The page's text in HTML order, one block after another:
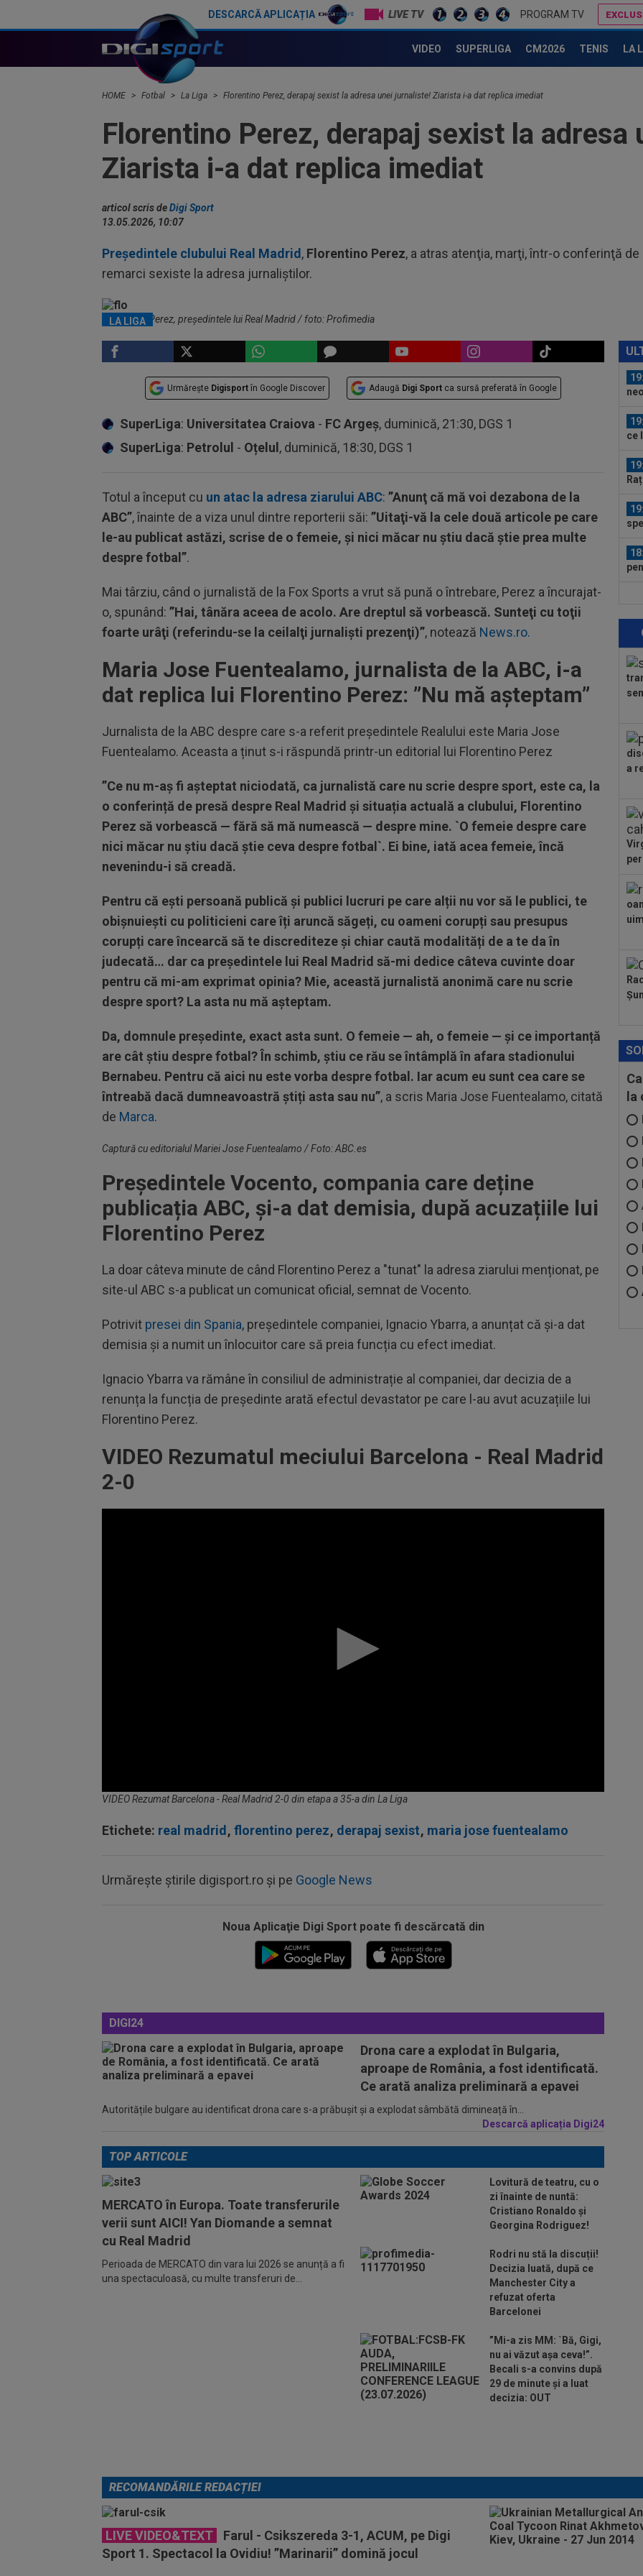
DESCARCĂ APLICAȚIA LIVE TV PROGRAM TV
VIDEO SUPERLIGA CM2026 TENIS LA
HOME Fotbal La Liga Florentino Perez, derapaj sexist la adresa unei jurnaliste! Ziarista i-a dat replica imediat
Florentino Perez, derapaj sexist la adresa
Ziarista i-a dat replica imediat
articol scris deDigi Sport
13.05.2026, 10:07
Preşedintele clubului Real Madrid , Florentino Perez, a atras atenţia, marţi, într-o conferinţă
remarci sexiste la adresa jurnaliştilor.
LA LIGA
Florentino Perez, președintele lui Real Madrid / foto: Profimedia
Urmărește Digisport în Google Discover Adaugă Digi Sport ca sursă preferată în Google
SuperLiga: Universitatea Craiova - FC Argeș, duminică, 21:30, DGS 1
SuperLiga: Petrolul - Oțelul , duminică, 18:30, DGS 1
Totul a început cu un atac la adresa ziarului ABC: ”Anunţ că mă voi dezabona de la
ABC”, înainte de a viza unul dintre reporterii săi: ”Uitaţi-vă la cele două articole pe care
le-au publicat astăzi, scrise de o femeie, şi nici măcar nu ştiu dacă ştie prea multe
despre fotbal”.
Mai târziu, când o jurnalistă de la Fox Sports a vrut să pună o întrebare, Perez a încurajat-
o, spunând: ”Hai, tânăra aceea de acolo. Are dreptul să vorbească. Sunteţi cu toţii
foarte urâţi (referindu-se la ceilalţi jurnalişti prezenţi)”, notează News.ro.
Maria Jose Fuentealamo, jurnalista de la ABC, i-a
dat replica lui Florentino Perez: ”Nu mă așteptam”
Jurnalista de la ABC despre care s-a referit președintele Realului este Maria Jose
Fuentealamo. Aceasta a ținut s-i răspundă printr-un editorial lui Florentino Perez
”Ce nu m-aș fi așteptat niciodată, ca jurnalistă care nu scrie despre sport, este ca, la
o conferință de presă despre Real Madrid și situația actuală a clubului, Florentino
Perez să vorbească — fără să mă numească — despre mine. `O femeie despre care
nici măcar nu știu dacă știe ceva despre fotbal`. Ei bine, iată acea femeie, încă
nevenindu-i să creadă.
Pentru că ești persoană publică și publici lucruri pe care alții nu vor să le publici, te
obișnuiești cu politicieni care îți aruncă săgeți, cu oameni corupți sau presupus
corupți care încearcă să te discrediteze și chiar caută modalități de a te da în
judecată… dar ca președintele lui Real Madrid să-mi dedice câteva cuvinte doar
pentru că mi-am exprimat opinia? Mie, această jurnalistă anonimă care nu scrie
despre sport? La asta nu mă așteptam.
Da, domnule președinte, exact asta sunt. O femeie — ah, o femeie — și ce importanță
are cât știu despre fotbal? În schimb, știu ce rău se întâmplă în afara stadionului
Bernabeu. Pentru că aici nu este vorba despre fotbal. Iar acum eu sunt cea care se
întreabă dacă dumneavoastră știți asta sau nu”, a scris Maria Jose Fuentealamo, citată
de Marca.
Captură cu editorialul Mariei Jose Fuentealamo / Foto: ABC.es
Președintele Vocento, compania care deține
publicația ABC, și-a dat demisia, după acuzațiile lui
Florentino Perez
La doar câteva minute de când Florentino Perez a "tunat" la adresa ziarului menționat, pe
site-ul ABC s-a publicat un comunicat oficial, semnat de Vocento.
Potrivit presei din Spania, președintele companiei, Ignacio Ybarra, a anunțat că și-a dat
demisia și a numit un înlocuitor care să preia funcția cu efect imediat.
Ignacio Ybarra va rămâne în consiliul de administrație al companiei, dar decizia de a
renunța la funcția de președinte arată efectul devastator pe care l-au avut acuzațiile lui
Florentino Perez.
VIDEO Rezumatul meciului Barcelona - Real Madrid
2-0
Volume
VIDEO Rezumat Barcelona - Real Madrid 2-0 din etapa a 35-a din La Liga
Etichete: real madrid, florentino perez, derapaj sexist, maria jose fuentealamo
Urmărește știrile digisport.ro și pe Google News
Noua Aplicaţie Digi Sport poate fi descărcată din
DIGI24
Drona care a explodat în Bulgaria,
aproape de România, a fost identificată.
Ce arată analiza preliminară a epavei
Autoritățile bulgare au identificat drona care s-a prăbușit și a explodat sâmbătă dimineață în...
Descarcă aplicația Digi24
zis
ce
zis
a
TOP ARTICOLE
MERCATO în Europa. Toate transferurile
verii sunt AICI! Yan Diomande a semnat
cu Real Madrid
Perioada de MERCATO din vara lui 2026 se anunță a fi
una spectaculoasă, cu multe transferuri de...
Lovitură de teatru, cu o
zi înainte de nuntă:
Cristiano Ronaldo și
Georgina Rodriguez!
Rodri nu stă la discuții!
Decizia luată, după ce
Manchester City a
refuzat oferta
Barcelonei
”Mi-a zis MM: `Bă, Gigi,
nu ai văzut așa ceva!”.
Becali s-a convins după
29 de minute și a luat
decizia: OUT
RECOMANDĂRILE REDACȚIEI
LIVE VIDEO&TEXT
Farul - Csikszereda 3-1, ACUM, pe Digi
Sport 1. Spectacol la Ovidiu! ”Marinarii” domină jocul